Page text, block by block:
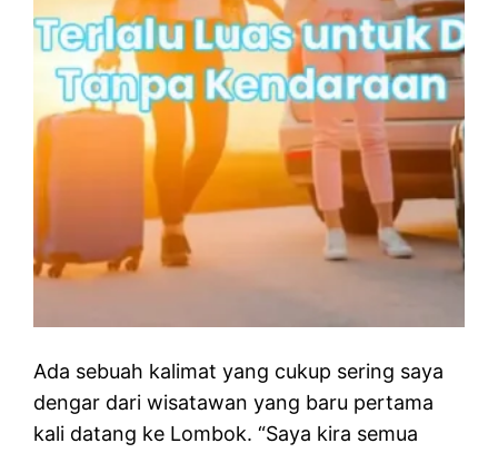
Ada sebuah kalimat yang cukup sering saya
dengar dari wisatawan yang baru pertama
kali datang ke Lombok. “Saya kira semua